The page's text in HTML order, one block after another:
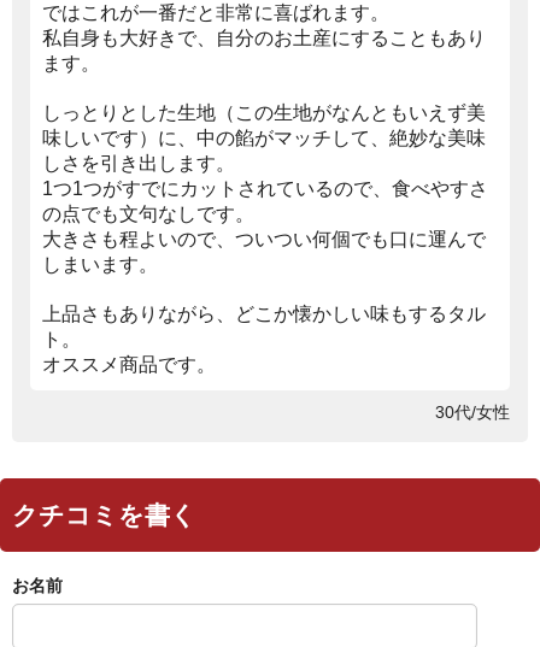
ではこれが一番だと非常に喜ばれます。
私自身も大好きで、自分のお土産にすることもあり
ます。
しっとりとした生地（この生地がなんともいえず美
味しいです）に、中の餡がマッチして、絶妙な美味
しさを引き出します。
1つ1つがすでにカットされているので、食べやすさ
の点でも文句なしです。
大きさも程よいので、ついつい何個でも口に運んで
しまいます。
上品さもありながら、どこか懐かしい味もするタル
ト。
オススメ商品です。
30代/女性
クチコミを書く
お名前